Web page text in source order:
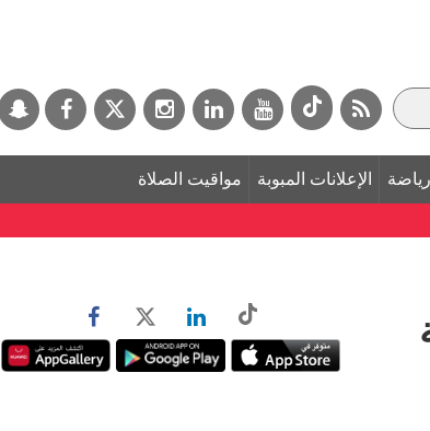
رياضة الإعلانات المبوبة مواقيت الصلاة